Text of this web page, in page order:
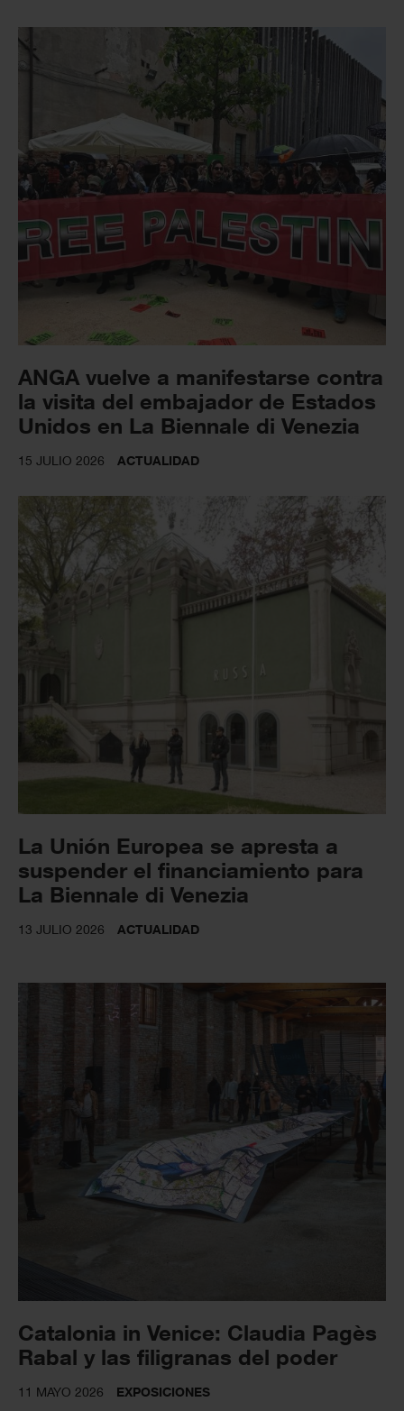
ANGA vuelve a manifestarse contra
la visita del embajador de Estados
Unidos en La Biennale di Venezia
15 JULIO 2026 ACTUALIDAD
La Unión Europea se apresta a
suspender el financiamiento para
La Biennale di Venezia
13 JULIO 2026 ACTUALIDAD
Catalonia in Venice: Claudia Pagès
Rabal y las filigranas del poder
11 MAYO 2026 EXPOSICIONES